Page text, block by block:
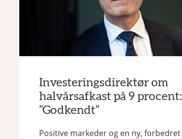
Investeringsdirektør om
halvårsafkast på 9 procent:
”Godkendt”
Positive markeder og en ny, forbedret